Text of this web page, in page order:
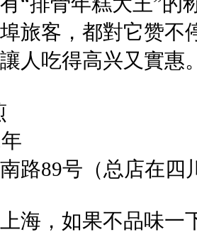
旅客，都對它赞不
人吃得高兴又實惠
路89号（总店在四
海，如果不品味一